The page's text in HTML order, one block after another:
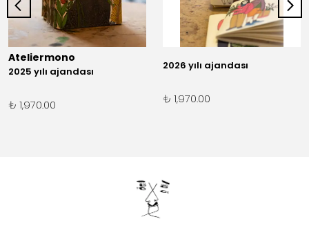
Ateliermono
2025 yılı ajandası
₺ 1,970.00
2026 yılı ajandası
₺ 1,970.00